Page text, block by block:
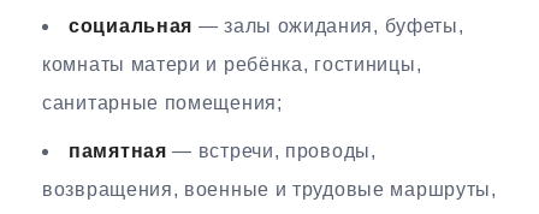
социальная — залы ожидания, буфеты,
комнаты матери и ребёнка, гостиницы,
санитарные помещения;
памятная — встречи, проводы,
возвращения, военные и трудовые маршруты,